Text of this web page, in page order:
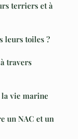
terriers et à
leurs toiles ?
travers
la vie marine
un NAC et un